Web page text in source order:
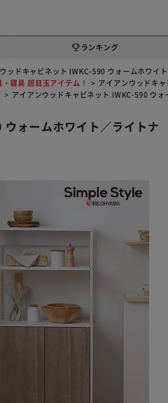
ランキング
ッドキャビネット IWKC-590 ウォームホワイ
・寝具 超目玉アイテム！
アイアンウッドキ
アイアンウッドキャビネット IWKC-590 ウ
ォームホワイト／ライトナ